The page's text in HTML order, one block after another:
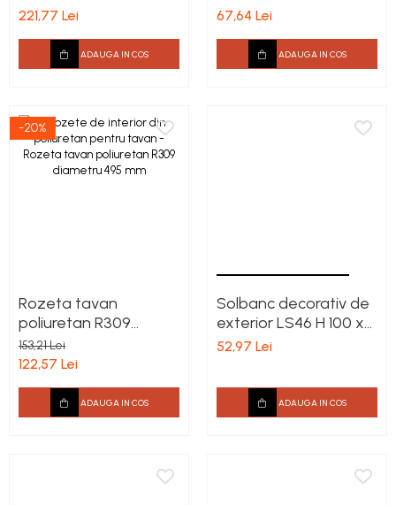
Cadru de arc
Fronton
Șeminee decorative
Console de interior
Cadre de ușă
188 x 163 mm
221,77 Lei
ADAUGA IN COS
160x25x2000mm
67,64 Lei
ADAUGA IN COS
-20%
Rozeta tavan
poliuretan R309
diametru 495 mm
153,21 Lei
122,57 Lei
ADAUGA IN COS
Solbanc decorativ de
exterior LS46 H 100 x
G 40 x L 2000 mm
52,97 Lei
ADAUGA IN COS